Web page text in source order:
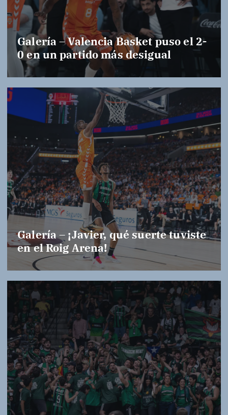
Galería – Valencia Basket puso el 2-
0 en un partido más desigual
Galería – ¡Javier, qué suerte tuviste
en el Roig Arena!